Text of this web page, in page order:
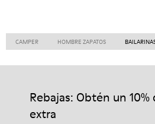
CAMPER HOMBRE ZAPATOS
Rebajas: Obtén un
extra